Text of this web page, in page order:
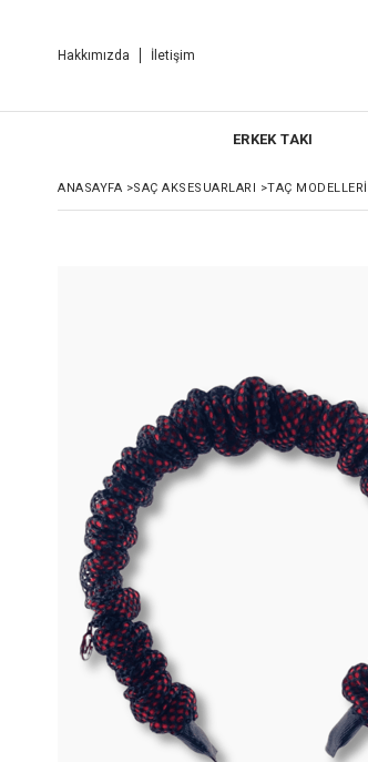
Hakkımızda İletişim
ERKEK TAKI
ANASAYFA >SAÇ AKSESUARLARI >TAÇ MODELLERI